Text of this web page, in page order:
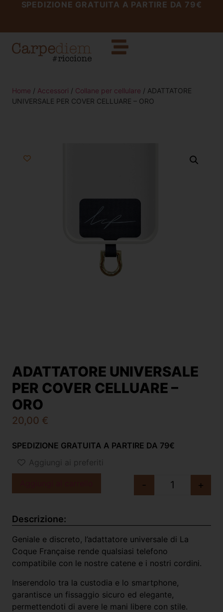
SPEDIZIONE GRATUITA A PARTIRE DA 79€
Home / Accessori / Collane per cellulare / ADATTATORE
UNIVERSALE PER COVER CELLUARE – ORO
ADATTATORE UNIVERSALE
PER COVER CELLUARE –
ORO
20,00 €
SPEDIZIONE GRATUITA A PARTIRE DA 79€
Aggiungi ai preferiti
- +
Descrizione:
Geniale e discreto, l’adattatore universale di La
Coque Française rende qualsiasi telefono
compatibile con le nostre catene e i nostri cordini.
Inserendolo tra la custodia e lo smartphone,
garantisce un fissaggio sicuro ed elegante,
permettendoti di avere le mani libere con stile.